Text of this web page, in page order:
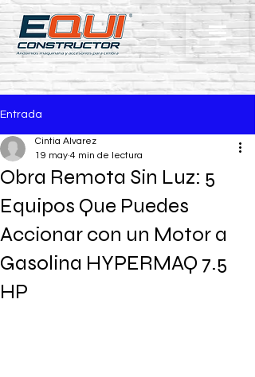
Entrada
Obra Remota Sin Luz: 5
Equipos Que Puedes
Accionar con un Motor a
Gasolina HYPERMAQ 7.5
HP
Cintia Alvarez
19 may 4 min de lectura